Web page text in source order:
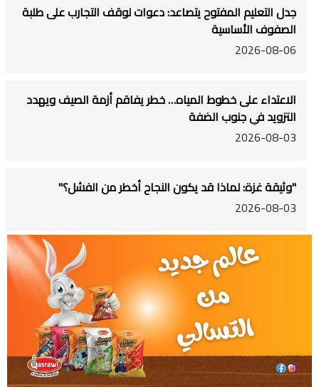
جدل التعليم المفتوح يتصاعد: دعوات لوقف التجارب على طلبة
الصفوف الأساسية
2026-08-06
الاعتداء على خطوط المياه… خطر يفاقم أزمة الصيف ويهدد
التزويد في جنوب الضفة
2026-08-03
"وثيقة غزة: لماذا قد يكون النجاح أخطر من الفشل؟"
2026-08-03